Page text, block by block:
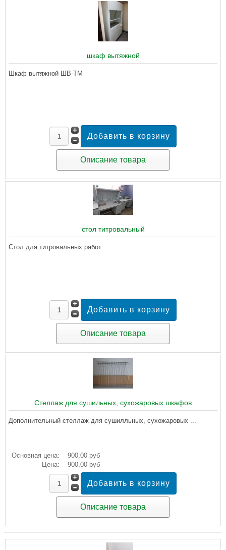
шкаф вытяжной
Шкаф вытяжной ШВ-ТМ
Описание товара
стол титровальный
Стол для титровальных работ
Описание товара
Стеллаж для сушильных, сухожаровых шкафов
Дополнительный стеллаж для сушилльных, сухожаровых ...
Основная цена:
900,00 руб
Цена:
900,00 руб
Описание товара